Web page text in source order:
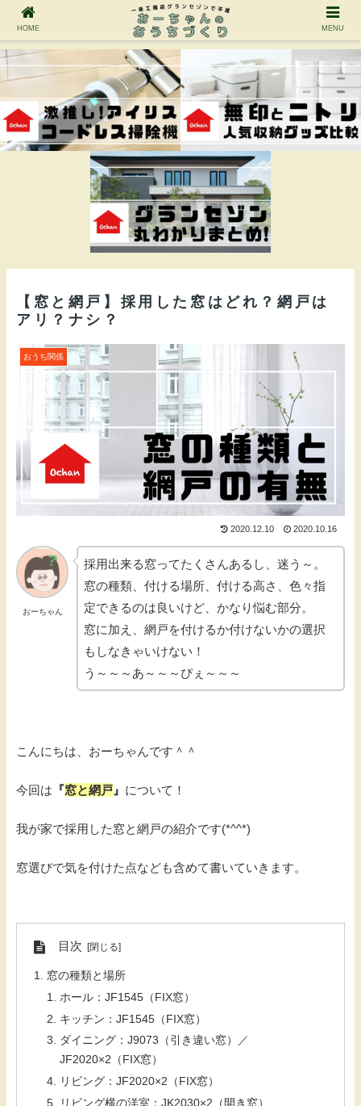
【窓と網戸】採用した窓はどれ？網戸は
アリ？ナシ？
おうち関係
2020.12.10 2020.10.16
おーちゃん
採用出来る窓ってたくさんあるし、迷う～。
窓の種類、付ける場所、付ける高さ、色々指
定できるのは良いけど、かなり悩む部分。
窓に加え、網戸を付けるか付けないかの選択
もしなきゃいけない！
う～～～あ～～～ぴぇ～～～
こんにちは、おーちゃんです＾＾
今回は 『窓と網戸 』 について！
我が家で採用した窓と網戸の紹介です(*^^*)
窓選びで気を付けた点なども含めて書いていきます。
目次
窓の種類と場所
ホール：JF1545（FIX窓）
キッチン：JF1545（FIX窓）
ダイニング：J9073（引き違い窓）／
JF2020×2（FIX窓）
リビング：JF2020×2（FIX窓）
リビング横の洋室：JK2030×2（開き窓）
HOME MENU